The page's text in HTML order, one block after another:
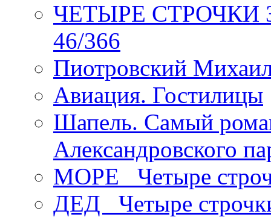
ЧЕТЫРЕ СТРОЧКИ
46/366
Пиотровский
Авиация. Гостилицы
Шапель. Самый
Александровского
МОРЕ _Четыре
ДЕД _Четыре